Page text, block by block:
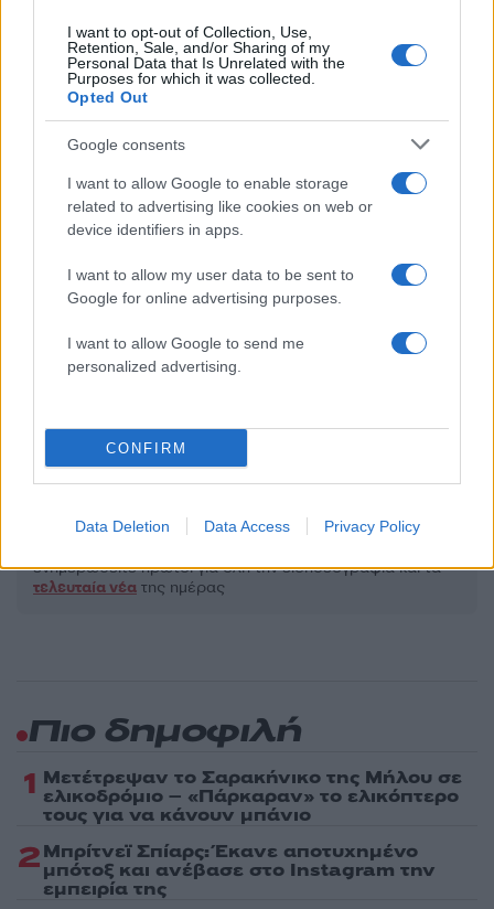
I want to opt-out of Collection, Use,
Retention, Sale, and/or Sharing of my
Personal Data that Is Unrelated with the
Purposes for which it was collected.
Opted Out
Google consents
I want to allow Google to enable storage
related to advertising like cookies on web or
device identifiers in apps.
I want to allow my user data to be sent to
Google for online advertising purposes.
I want to allow Google to send me
personalized advertising.
CONFIRM
Data Deletion Data Access Privacy Policy
Σχολίασε εδώ
Υποβολή σχολίου
Όροι Χρήσης. Το site προστατεύεται από reCAPTCHA, ισχύουν
Πολιτική Απορρήτου&Όροι Χρήσηςτης Google.
ΣΥΝΟΔΟΣ ΚΟΡΥΦΗΣ
Share:
ενημερωθείτε πρώτοι για όλη την ειδησεογραφία και τα
τελευταία νέα της ημέρας
Πιο δημοφιλή
1 Μετέτρεψαν το Σαρακήνικο της Μήλου σε
ελικοδρόμιο – «Πάρκαραν» το ελικόπτερο
τους για να κάνουν μπάνιο
2Μπρίτνεϊ Σπίαρς: Έκανε αποτυχημένο
μπότοξ και ανέβασε στο Instagram την
εμπειρία της